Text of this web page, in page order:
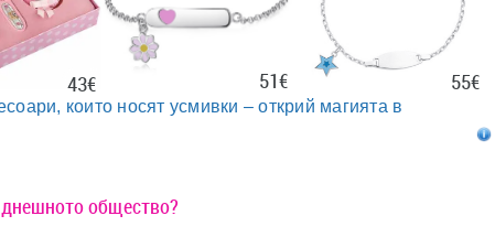
43€ 51€ 55€
които носят усмивки – открий магията в
общество?